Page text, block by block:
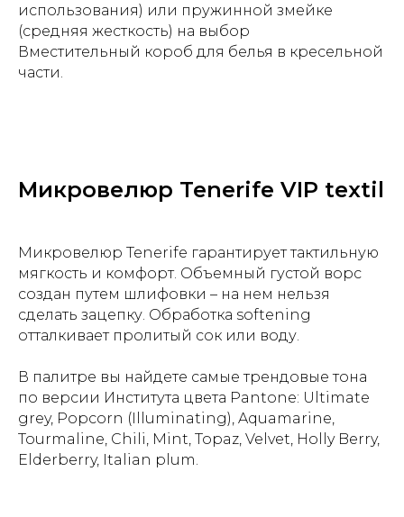
использования) или пружинной змейке
(средняя жесткость) на выбор
Вместительный короб для белья в кресельной
части.
Микровелюр Tenerife VIP textil
Микровелюр Tenerife гарантирует тактильную
мягкость и комфорт. Объемный густой ворс
создан путем шлифовки – на нем нельзя
сделать зацепку. Обработка softening
отталкивает пролитый сок или воду.
В палитре вы найдете самые трендовые тона
по версии Института цвета Pantone: Ultimate
grey, Popcorn (Illuminating), Aquamarine,
Tourmaline, Chili, Mint, Topaz, Velvet, Holly Berry,
Elderberry, Italian plum.